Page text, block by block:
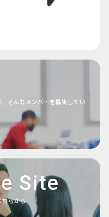
そんなメンバーを募集してい
Site
ちらから